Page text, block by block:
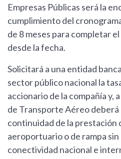
Empresas Públicas será la
cumplimiento del
de 8 meses para completar
desde la fecha.
Solicitará a una entidad
sector público nacional la
accionario de la compañía y,
de Transporte Aéreo
continuidad de la prestación
aeroportuario o de rampa
conectividad nacional e